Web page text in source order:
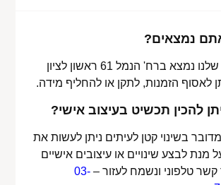
נמצאים?
הסטודיו שלנו נמצא ברח' הנמל 61 ראשון לציון
לאסוף הזמנות, לתקן או להחליף מידה.
להכין תכשיט בעיצוב אישי?
בשינוי קטן לעיתים ניתן לעשות את
מנת לבצע שינויים או עיצובים אישיים
קשר טלפוני ונשמח לעזור –03-